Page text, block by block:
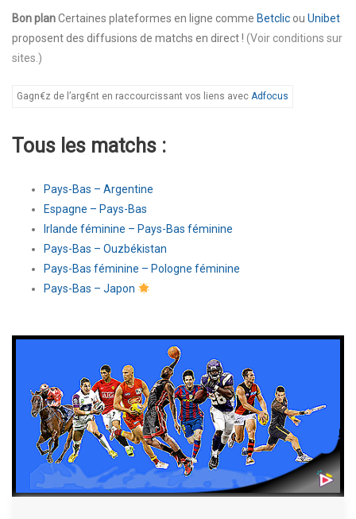
Bon planCertaines plateformes en ligne comme Betclic ou Unibet
proposent des diffusions de matchs en direct ! (Voir conditions sur
sites.)
Gagn€z de l’arg€nt en raccourcissant vos liens avec Adfocus
Tous les matchs :
Pays-Bas – Argentine
Espagne – Pays-Bas
Irlande féminine – Pays-Bas féminine
Pays-Bas – Ouzbékistan
Pays-Bas féminine – Pologne féminine
Pays-Bas – Japon